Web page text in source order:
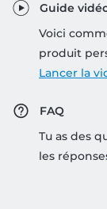
Guide
Voici
produit
Lancer la
FAQ
Tu as des
les